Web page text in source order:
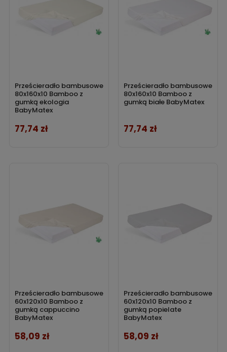
Prześcieradło bambusowe
80x160x10 Bamboo z
gumką ekologia
BabyMatex
Cena
77,74 zł
Prześcieradło bambusowe
80x160x10 Bamboo z
gumką białe BabyMatex
Cena
77,74 zł
Prześcieradło bambusowe
60x120x10 Bamboo z
gumką cappuccino
BabyMatex
Cena
58,09 zł
Prześcieradło bambusowe
60x120x10 Bamboo z
gumką popielate
BabyMatex
Cena
58,09 zł